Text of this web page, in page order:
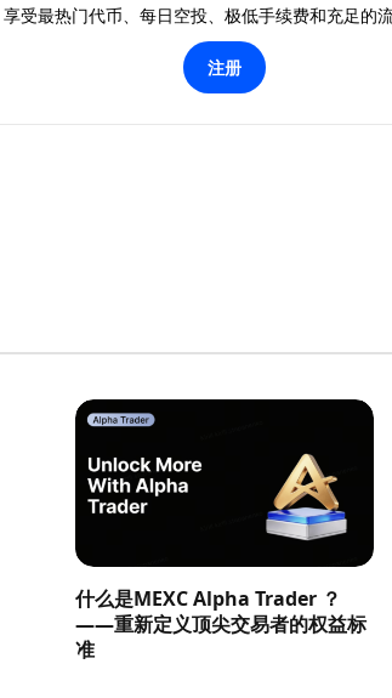
享受最热门代币、每日空投、极低手续费和充足的
注册
什么是MEXC Alpha Trader ？
——重新定义顶尖交易者的权益标
准